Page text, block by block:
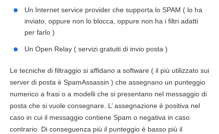
Un Internet service provider che supporta lo SPAM ( lo ha
inviato, oppure non lo blocca, oppure non ha i filtri adatti
per farlo )
Un Open Relay ( servizi gratuiti di invio posta )
Le tecniche di filtraggio si affidano a software ( il più utilizzato sui
server di posta è SpamAssassin ) che assegnano un punteggio
numerico a frasi o a modelli che si presentano nel messaggio di
posta che si vuole consegnare. L’ assegnazione è positiva nel
caso in cui il messaggio contiene Spam o negativa in caso
contrario. Di conseguenza più il punteggio è basso più il